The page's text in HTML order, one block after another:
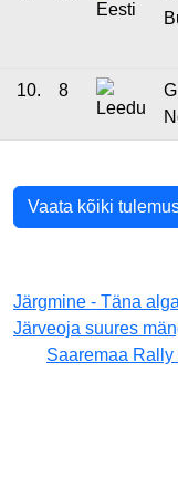
10. 8
Vaata kõiki
Järgmine - Täna
Järveoja suures
Saaremaa